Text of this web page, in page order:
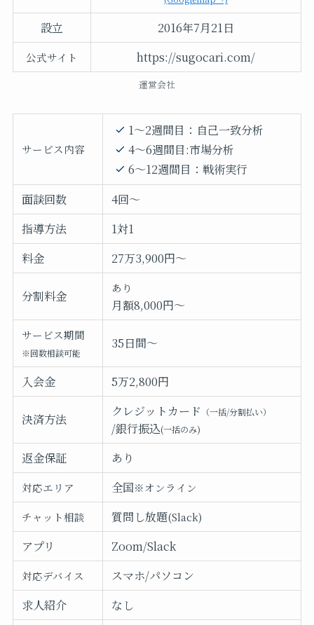
設立 2016年7月21日
公式サイト https://sugocari.com/
運営会社
サービス内容
1～2週間目：自己一致分析
4～6週間目:市場分析
6～12週間目：戦術実行
面談回数
4回～
指導方法
1対1
料金
27万3,900円～
分割料金 あり
月額8,000円～
サービス期間
※回数相談可能
35日間～
入会金 5万2,800円
決済方法 クレジットカード （一括/分割払い）
/銀行振込(一括のみ)
返金保証 あり
対応エリア 全国※オンライン
チャット相談
質問し放題(Slack)
アプリ Zoom/Slack
対応デバイス
スマホ/パソコン
求人紹介
なし